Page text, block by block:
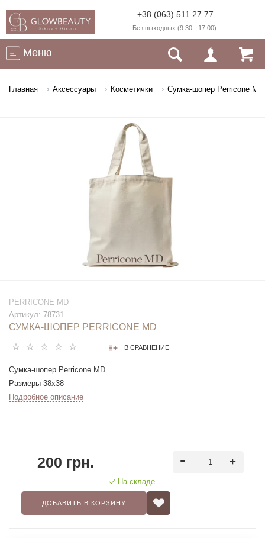
+38 (063) 511 27 77
Без выходных (9:30 - 17:00)
Меню
Главная Аксессуары Косметички Сумка-шопер Perricone MD
PERRICONE MD
Артикул: 78731
СУМКА-ШОПЕР PERRICONE MD
В СРАВНЕНИЕ
Сумка-шопер Perricone MD
Размеры 38х38
Подробное описание
200 грн.
На складе
ДОБАВИТЬ В КОРЗИНУ